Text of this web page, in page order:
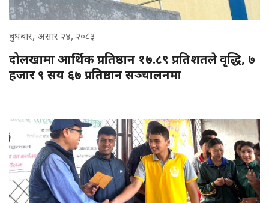
बुधबार, असार २४, २०८३
दोलखामा आर्थिक प्रतिष्ठान १७.८९ प्रतिशतले वृद्धि, ७
हजार ९ सय ६७ प्रतिष्ठान सञ्चालनमा